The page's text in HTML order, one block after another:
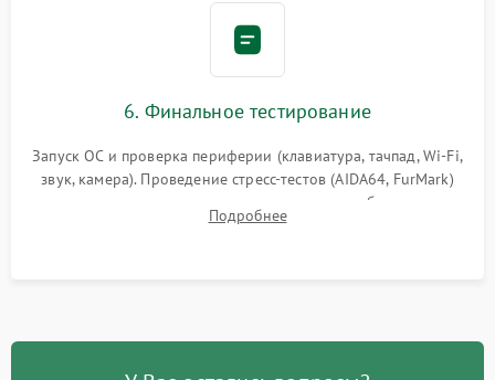
6. Финальное тестирование
Запуск ОС и проверка периферии (клавиатура, тачпад, Wi-Fi,
звук, камера). Проведение стресс-тестов (AIDA64, FurMark)
для контроля температурного режима и стабильности
системы под пиковой нагрузкой.
Подробнее